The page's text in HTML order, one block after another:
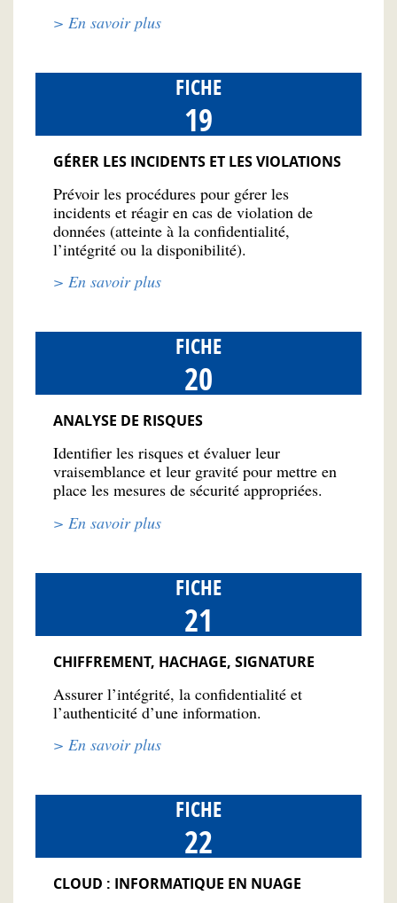
> En savoir plus
FICHE
19
GÉRER LES INCIDENTS ET LES VIOLATIONS
Prévoir les procédures pour gérer les
incidents et réagir en cas de violation de
données (atteinte à la confidentialité,
l’intégrité ou la disponibilité).
> En savoir plus
FICHE
20
ANALYSE DE RISQUES
Identifier les risques et évaluer leur
vraisemblance et leur gravité pour mettre en
place les mesures de sécurité appropriées.
> En savoir plus
FICHE
21
CHIFFREMENT, HACHAGE, SIGNATURE
Assurer l’intégrité, la confidentialité et
l’authenticité d’une information.
> En savoir plus
FICHE
22
CLOUD : INFORMATIQUE EN NUAGE